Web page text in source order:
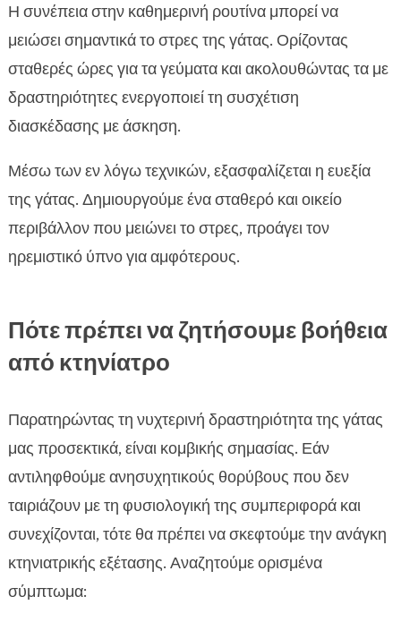
Η συνέπεια στην καθημερινή ρουτίνα μπορεί να
μειώσει σημαντικά το στρες της γάτας. Ορίζοντας
σταθερές ώρες για τα γεύματα και ακολουθώντας τα με
δραστηριότητες ενεργοποιεί τη συσχέτιση
διασκέδασης με άσκηση.
Μέσω των εν λόγω τεχνικών, εξασφαλίζεται η ευεξία
της γάτας. Δημιουργούμε ένα σταθερό και οικείο
περιβάλλον που μειώνει το στρες, προάγει τον
ηρεμιστικό ύπνο για αμφότερους.
Πότε πρέπει να ζητήσουμε βοήθεια
από κτηνίατρο
Παρατηρώντας τη νυχτερινή δραστηριότητα της γάτας
μας προσεκτικά, είναι κομβικής σημασίας. Εάν
αντιληφθούμε ανησυχητικούς θορύβους που δεν
ταιριάζουν με τη φυσιολογική της συμπεριφορά και
συνεχίζονται, τότε θα πρέπει να σκεφτούμε την ανάγκη
κτηνιατρικής εξέτασης. Αναζητούμε ορισμένα
σύμπτωμα: